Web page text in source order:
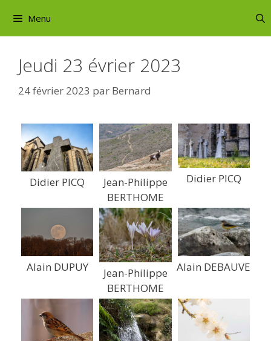
contenu
Menu
Jeudi 23 évrier 2023
24 février 2023 par Bernard
Didier PICQ
Jean-Philippe
BERTHOME
Didier PICQ
Alain DUPUY
Jean-Philippe
BERTHOME
Alain DEBAUVE